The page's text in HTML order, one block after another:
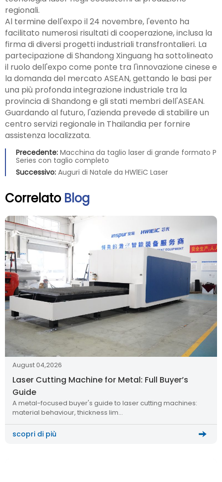
regionali.
Al termine dell'expo il 24 novembre, l'evento ha
facilitato numerosi risultati di cooperazione, inclusa la
firma di diversi progetti industriali transfrontalieri. La
partecipazione di Shandong Xinguang ha sottolineato
il ruolo dell'expo come ponte tra l'innovazione cinese e
la domanda del mercato ASEAN, gettando le basi per
una più profonda integrazione industriale tra la
provincia di Shandong e gli stati membri dell'ASEAN.
Guardando al futuro, l'azienda prevede di stabilire un
centro servizi regionale in Thailandia per fornire
assistenza localizzata.
Precedente: Macchina da taglio laser di grande formato P
Series con taglio completo
Successivo: Auguri di Natale da HWlEiC Laser
Correlato Blog
August 04,2026
Laser Cutting Machine for Metal: Full Buyer’s
Guide
A metal-focused buyer's guide to laser cutting machines:
material behaviour, thickness lim…
scopri di più